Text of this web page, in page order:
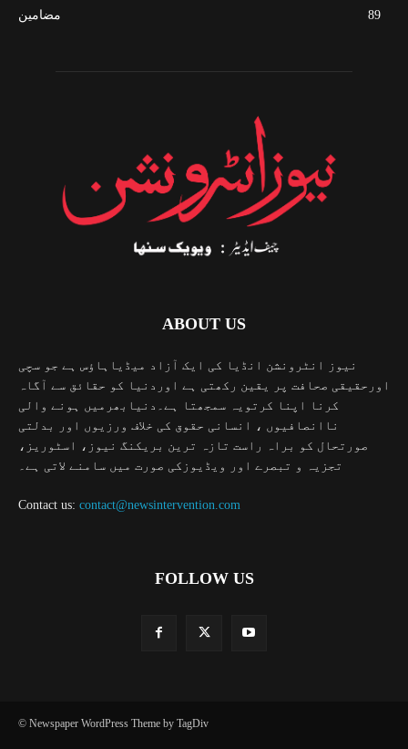
مضامین
89
ABOUT US
نیوز انٹرونشن انڈیا کی ایک آزاد میڈیاہاؤس ہے جو سچی
اورحقیقی صحافت پر یقین رکھتی ہے اوردنیا کو حقائق سے آگاہ
کرنا اپنا کرتویہ سمجھتا ہے۔دنیابھرمیں ہونے والی
ناانصافیوں ، انسانی حقوق کی خلاف ورزیوں اور بدلتی
صورتحال کو براہ راست تازہ ترین بریکنگ نیوز، اسٹوریز،
تجزیہ و تبصرے اور ویڈیوزکی صورت میں سامنے لاتی ہے۔
Contact us: contact@newsintervention.com
FOLLOW US
© Newspaper WordPress Theme by TagDiv